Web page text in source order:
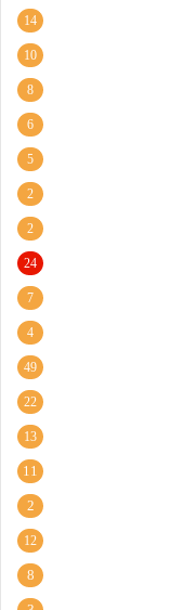
14
10
8
6
5
2
2
24
7
4
49
22
13
11
2
12
8